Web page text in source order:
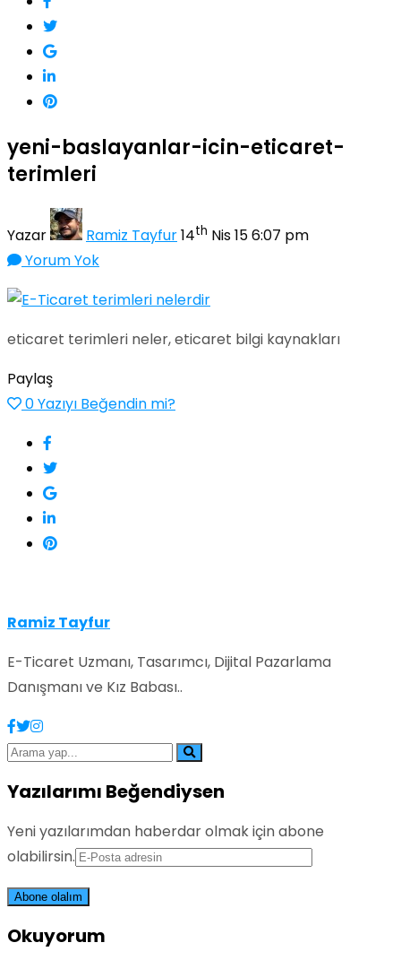
yeni-baslayanlar-icin-eticaret-
terimleri
Yazar Ramiz Tayfur14th Nis 15 6:07 pm
Yorum Yok
eticaret terimleri neler, eticaret bilgi kaynakları
Paylaş
0Yazıyı Beğendin mi?
Ramiz Tayfur
E-Ticaret Uzmanı, Tasarımcı, Dijital Pazarlama
Danışmanı ve Kız Babası..
Yazılarımı Beğendiysen
Yeni yazılarımdan haberdar olmak için abone
olabilirsin.
Okuyorum